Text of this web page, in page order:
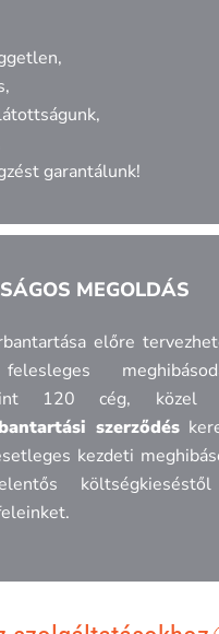
garantálunk!
MEGOLDÁS
előre
120 cég, közel
szerződés
kezdeti